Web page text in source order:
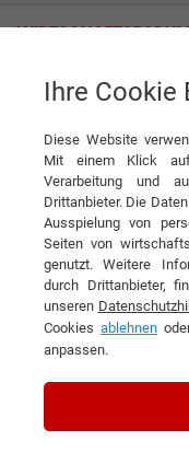
Van Eerd Groep B.V.
Interview Van Eerd
DIESEN ARTIKEL
Wenn der
Interview mit
Groep B.V.
Ihre Cookie
Diese Website
Mit einem Klick
Verarbeitung und
Drittanbieter. Die
Ausspielung von
Seiten von
genutzt. Weitere
durch Drittanbieter,
unseren
Cookies ablehnen
anpassen.